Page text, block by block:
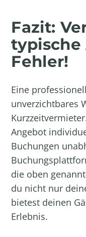
Fazit:
typische
Fehler!
Eine
unverzichtbares
Angebot
Buchungen
die oben
du nicht nur
bietest deinen
Erlebnis.